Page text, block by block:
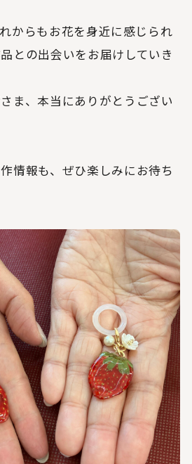
からもお花を身近に感じられ
との出会いをお届けしていき
ま、本当にありがとうござい
情報も、ぜひ楽しみにお待ち